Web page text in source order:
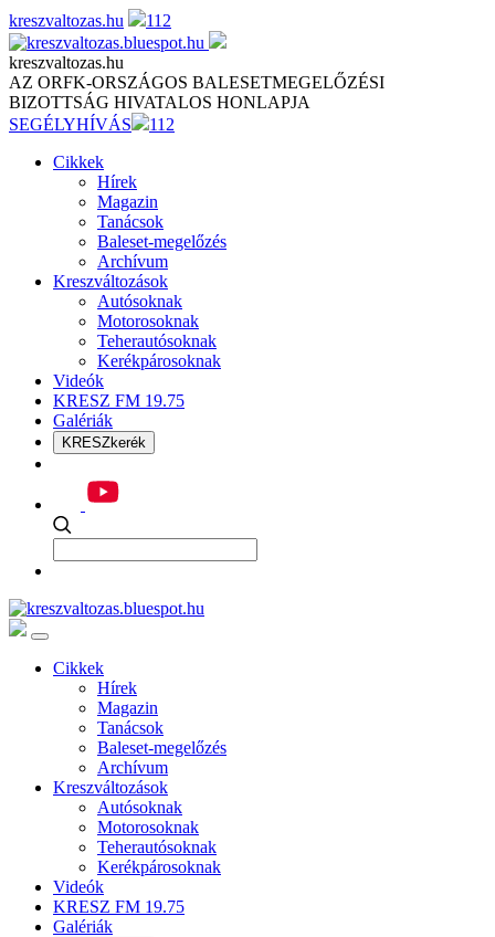
Skip
to
content
kreszvaltozas.hu 112
kreszvaltozas.hu
AZ ORFK-ORSZÁGOS BALESETMEGELŐZÉSI
BIZOTTSÁG HIVATALOS HONLAPJA
SEGÉLYHÍVÁS
112
Cikkek
Hírek
Magazin
Tanácsok
Baleset-megelőzés
Archívum
Kreszváltozások
Autósoknak
Motorosoknak
Teherautósoknak
Kerékpárosoknak
Videók
KRESZ FM 19.75
Galériák
KRESZkerék
Cikkek
Hírek
Magazin
Tanácsok
Baleset-megelőzés
Archívum
Kreszváltozások
Autósoknak
Motorosoknak
Teherautósoknak
Kerékpárosoknak
Videók
KRESZ FM 19.75
Galériák